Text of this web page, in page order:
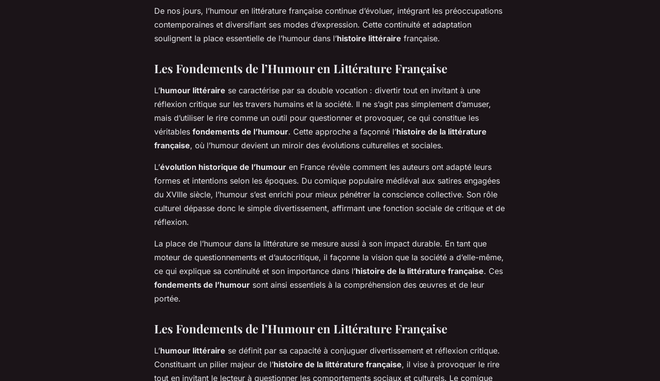
De nos jours, l’humour en littérature française continue d’évoluer, intégrant les préoccupations
contemporaines et diversifiant ses modes d’expression. Cette continuité et adaptation
soulignent la place essentielle de l’humour dans l’histoire littéraire française.
Les Fondements de l’Humour en Littérature Française
L’humour littéraire se caractérise par sa double vocation : divertir tout en invitant à une
réflexion critique sur les travers humains et la société. Il ne s’agit pas simplement d’amuser,
mais d’utiliser le rire comme un outil pour questionner et provoquer, ce qui constitue les
véritables fondements de l’humour. Cette approche a façonné l’histoire de la littérature
française, où l’humour devient un miroir des évolutions culturelles et sociales.
L’évolution historique de l’humour en France révèle comment les auteurs ont adapté leurs
formes et intentions selon les époques. Du comique populaire médiéval aux satires engagées
du XVIIIe siècle, l’humour s’est enrichi pour mieux pénétrer la conscience collective. Son rôle
culturel dépasse donc le simple divertissement, affirmant une fonction sociale de critique et de
réflexion.
La place de l’humour dans la littérature se mesure aussi à son impact durable. En tant que
moteur de questionnements et d’autocritique, il façonne la vision que la société a d’elle-même,
ce qui explique sa continuité et son importance dans l’histoire de la littérature française. Ces
fondements de l’humour sont ainsi essentiels à la compréhension des œuvres et de leur
portée.
Les Fondements de l’Humour en Littérature Française
L’humour littéraire se définit par sa capacité à conjuguer divertissement et réflexion critique.
Constituant un pilier majeur de l’histoire de la littérature française, il vise à provoquer le rire
tout en invitant le lecteur à questionner les comportements sociaux et culturels. Le comique